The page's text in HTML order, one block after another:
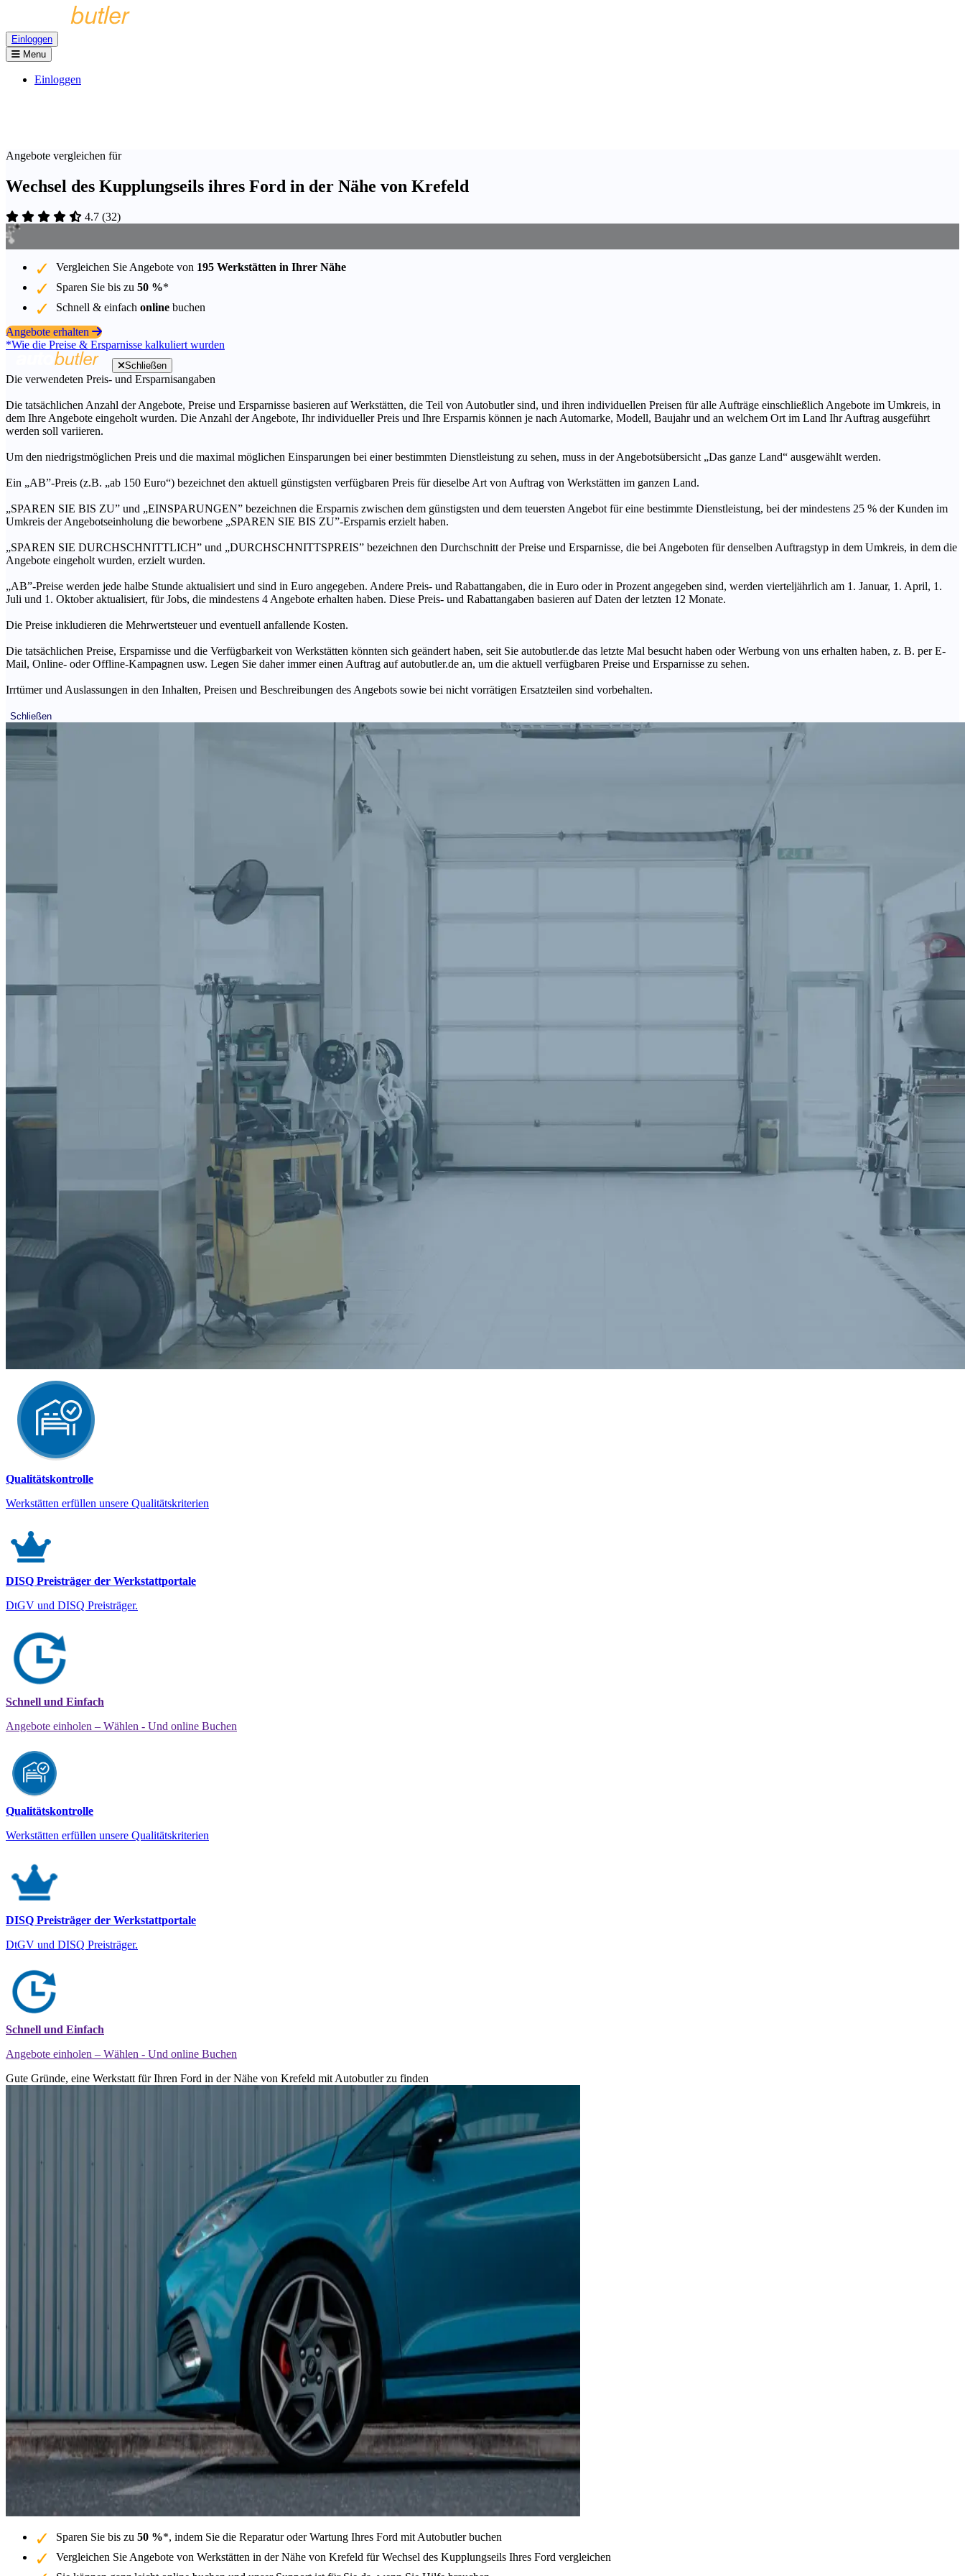
Einloggen
Menu
Einloggen
Angebote vergleichen für
Wechsel des Kupplungseils ihres Ford in der Nähe von Krefeld
4.7 (32)
Vergleichen Sie Angebote von 195 Werkstätten in Ihrer Nähe
Sparen Sie bis zu 50 %*
Schnell & einfach online buchen
Angebote erhalten
*Wie die Preise & Ersparnisse kalkuliert wurden
Schließen
Die verwendeten Preis- und Ersparnisangaben
Die tatsächlichen Anzahl der Angebote, Preise und Ersparnisse basieren auf Werkstätten, die Teil von Autobutler sind, und ihren individuellen Preisen für alle Aufträge einschließlich Angebote im Umkreis, in
dem Ihre Angebote eingeholt wurden. Die Anzahl der Angebote, Ihr individueller Preis und Ihre Ersparnis können je nach Automarke, Modell, Baujahr und an welchem Ort im Land Ihr Auftrag ausgeführt
werden soll variieren.
Um den niedrigstmöglichen Preis und die maximal möglichen Einsparungen bei einer bestimmten Dienstleistung zu sehen, muss in der Angebotsübersicht „Das ganze Land“ ausgewählt werden.
Ein „AB”-Preis (z.B. „ab 150 Euro“) bezeichnet den aktuell günstigsten verfügbaren Preis für dieselbe Art von Auftrag von Werkstätten im ganzen Land.
„SPAREN SIE BIS ZU” und „EINSPARUNGEN” bezeichnen die Ersparnis zwischen dem günstigsten und dem teuersten Angebot für eine bestimmte Dienstleistung, bei der mindestens 25 % der Kunden im
Umkreis der Angebotseinholung die beworbene „SPAREN SIE BIS ZU”-Ersparnis erzielt haben.
„SPAREN SIE DURCHSCHNITTLICH” und „DURCHSCHNITTSPREIS” bezeichnen den Durchschnitt der Preise und Ersparnisse, die bei Angeboten für denselben Auftragstyp in dem Umkreis, in dem die
Angebote eingeholt wurden, erzielt wurden.
„AB”-Preise werden jede halbe Stunde aktualisiert und sind in Euro angegeben. Andere Preis- und Rabattangaben, die in Euro oder in Prozent angegeben sind, werden vierteljährlich am 1. Januar, 1. April, 1.
Juli und 1. Oktober aktualisiert, für Jobs, die mindestens 4 Angebote erhalten haben. Diese Preis- und Rabattangaben basieren auf Daten der letzten 12 Monate.
Die Preise inkludieren die Mehrwertsteuer und eventuell anfallende Kosten.
Die tatsächlichen Preise, Ersparnisse und die Verfügbarkeit von Werkstätten könnten sich geändert haben, seit Sie autobutler.de das letzte Mal besucht haben oder Werbung von uns erhalten haben, z. B. per E-
Mail, Online- oder Offline-Kampagnen usw. Legen Sie daher immer einen Auftrag auf autobutler.de an, um die aktuell verfügbaren Preise und Ersparnisse zu sehen.
Irrtümer und Auslassungen in den Inhalten, Preisen und Beschreibungen des Angebots sowie bei nicht vorrätigen Ersatzteilen sind vorbehalten.
Schließen
Qualitätskontrolle
Werkstätten erfüllen unsere Qualitätskriterien
DISQ Preisträger der Werkstattportale
DtGV und DISQ Preisträger.
Schnell und Einfach
Angebote einholen – Wählen - Und online Buchen
Qualitätskontrolle
Werkstätten erfüllen unsere Qualitätskriterien
DISQ Preisträger der Werkstattportale
DtGV und DISQ Preisträger.
Schnell und Einfach
Angebote einholen – Wählen - Und online Buchen
Gute Gründe, eine Werkstatt für Ihren Ford in der Nähe von Krefeld mit Autobutler zu finden
Sparen Sie bis zu 50 %*, indem Sie die Reparatur oder Wartung Ihres Ford mit Autobutler buchen
Vergleichen Sie Angebote von Werkstätten in der Nähe von Krefeld für Wechsel des Kupplungseils Ihres Ford vergleichen